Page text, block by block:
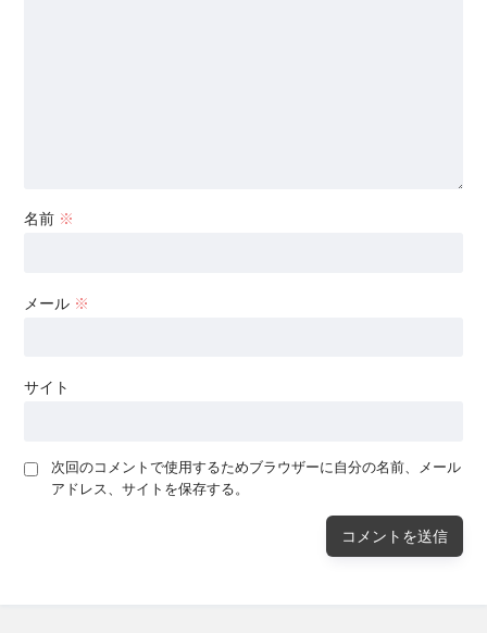
名前 ※
メール ※
サイト
次回のコメントで使用するためブラウザーに自分の名前、メール
アドレス、サイトを保存する。